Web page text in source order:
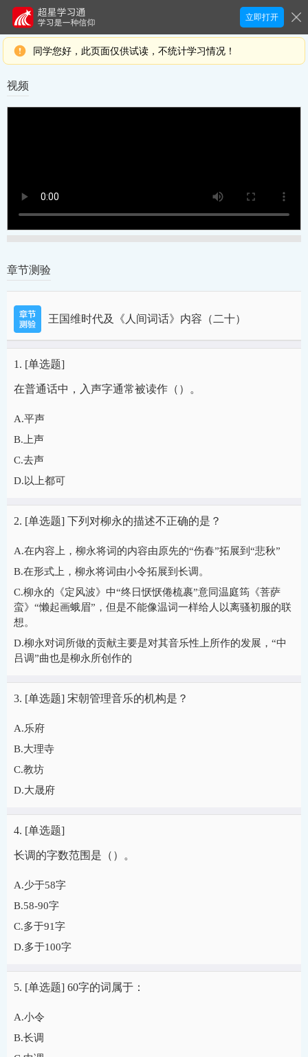
立即打开
同学您好，此页面仅供试读，不统计学习情况！
视频
章节测验